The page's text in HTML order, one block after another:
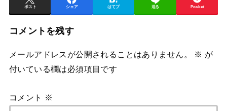
ポスト シェア はてブ 送る Pocket
コメントを残す
メールアドレスが公開されることはありません。 ※ が
付いている欄は必須項目です
コメント ※